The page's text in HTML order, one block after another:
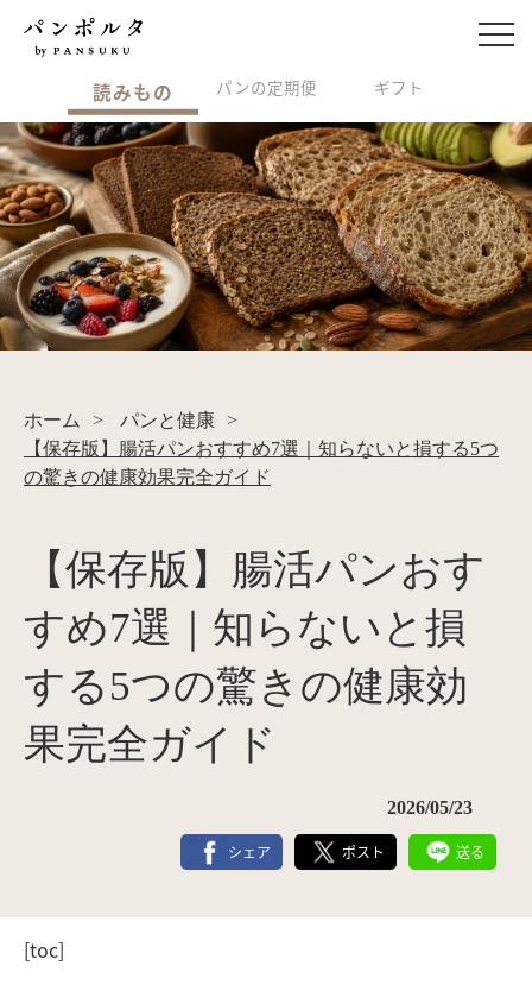
読みもの パンの定期便 ギフト
ホーム > パンと健康 >
【保存版】腸活パンおすすめ7選｜知らないと損する5つ
の驚きの健康効果完全ガイド
【保存版】腸活パンおす
すめ7選｜知らないと損
する5つの驚きの健康効
果完全ガイド
2026/05/23
シェア ポスト 送る
[toc]